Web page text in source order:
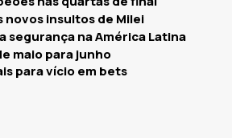
novos insultos de Milei
segurança na América Latina
maio para junho
para vício em bets